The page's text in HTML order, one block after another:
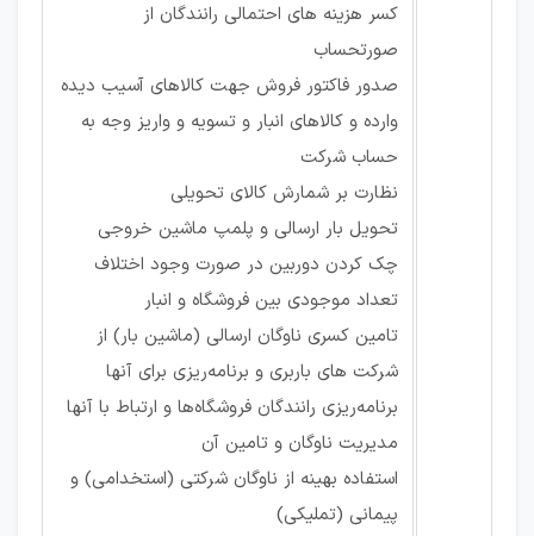
کسر هزینه های احتمالی رانندگان از
صورتحساب
صدور فاکتور فروش جهت کالاهای آسیب دیده
وارده و کالاهای انبار و تسویه و واریز وجه به
حساب شرکت
نظارت بر شمارش کالای تحویلی
تحویل بار ارسالی و پلمپ ماشین خروجی
چک کردن دوربین در صورت وجود اختلاف
تعداد موجودی بین فروشگاه و انبار
تامین کسری ناوگان ارسالی (ماشین بار) از
شرکت های باربری و برنامه‌ریزی برای آنها
برنامه‌ریزی رانندگان فروشگاه‌ها و ارتباط با آنها
مدیریت ناوگان و تامین آن
استفاده بهینه از ناوگان شرکتی (استخدامی) و
پیمانی (تملیکی)